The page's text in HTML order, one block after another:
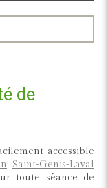
de
accessible
, Saint-Genis-Laval
toute séance de